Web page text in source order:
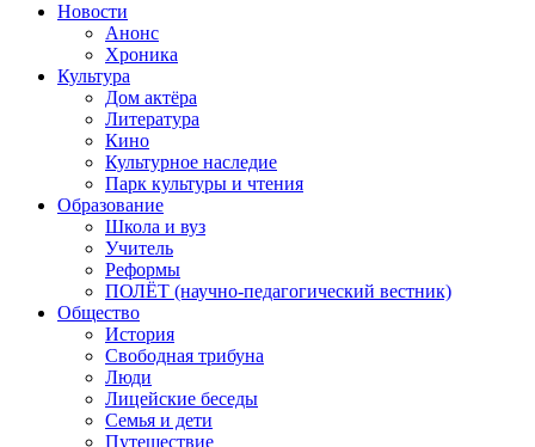
Новости
Анонс
Хроника
Культура
Дом актёра
Литература
Кино
Культурное наследие
Парк культуры и чтения
Образование
Школа и вуз
Учитель
Реформы
ПОЛЁТ (научно-педагогический вестник)
Общество
История
Свободная трибуна
Люди
Лицейские беседы
Семья и дети
Путешествие